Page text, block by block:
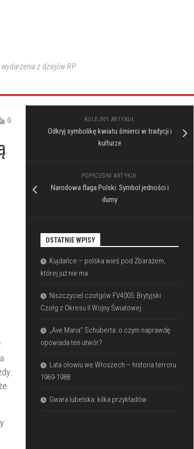
z dziejów RP.
0 KOLEJNY ARTYKUŁ
Odkryj symbolikę kwiatu śmierci w tradycji i
kulturze
POPRZEDNI ARTYKUŁ
Narodowa flaga Polski: Symbol jedności i
dumy
OSTATNIE WPISY
Kujdańce – polska wieś pod Zbarażem,
której już nie ma
Niszczyciel czołgów FV4005: Brytyjski
Czołg z Okresu II Wojny Światowej
„Ave Maria” Schuberta: o czym naprawdę
opowiada ten utwór?
Lata ołowiu we Włoszech – historia terroru
1969-1988
Gwara lubelska: kilka przykładów